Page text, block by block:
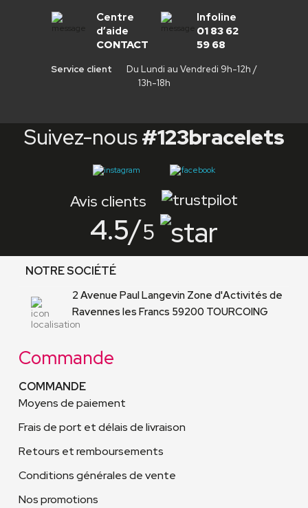
Centre
d’aide
CONTACT
Infoline
01 83 62
59 68
Service client
Du Lundi au Vendredi 9h-12h /
13h-18h
Suivez-nous#123bracelets
Avis clients
4.5/5
NOTRE SOCIÉTÉ
2 Avenue Paul Langevin Zone d'Activités de
Ravennes les Francs 59200 TOURCOING
Commande
COMMANDE
Conditions générales de vente
Moyens de paiement
Frais de port et délais de livraison
Retours et remboursements
Nos promotions